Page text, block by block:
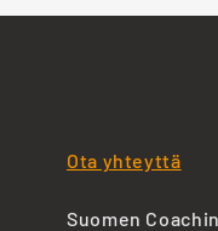
Ota yhteyttä
Suomen